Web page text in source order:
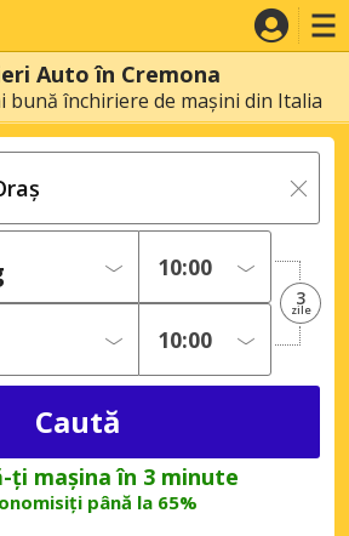
Auto în Cremona
bună închiriere de mașini din Italia
3
zile
ți mașina în 3 minute
până la 65%